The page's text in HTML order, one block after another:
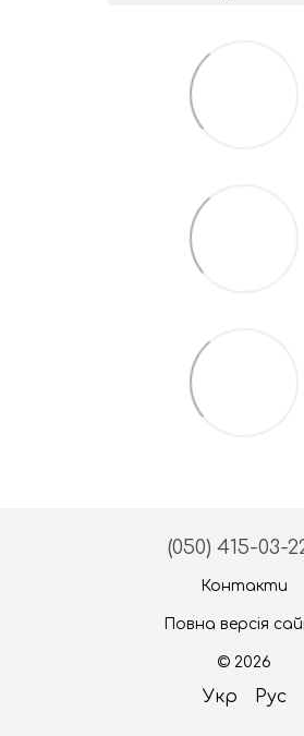
(050) 415-03-
Контакти
Повна версія
© 2026
Укр Рус